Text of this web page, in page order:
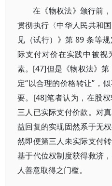
在《物权法》颁行前
贯彻执行〈中华人民共和
见（试行）》第 89 条等
际支付对价在实践中被视
素。[47]但是《物权法》
定“以合理的价格转让”，
要。[48]笔者认为，在股
三人已实际支付价款。对
益回复的实现固然系于无
然即便第三人未实际支付
基于代位权制度获得救济
人善意取得之门槛。